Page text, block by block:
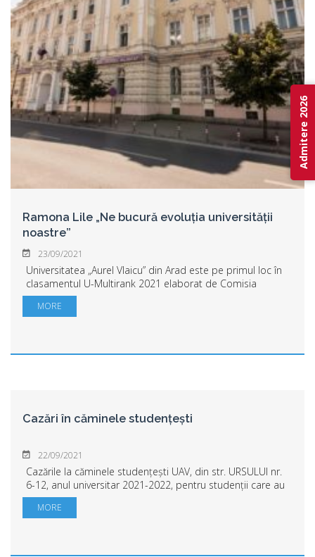
Ramona Lile „Ne bucură evoluția universității
noastre”
23/09/2021
Universitatea „Aurel Vlaicu” din Arad este pe primul loc în
clasamentul U-Multirank 2021 elaborat de Comisia
Europeană, la categoria cele mai multe calificative
maxime obținute. Anul acesta UAV a pri...
MORE
Cazări în căminele studențești
22/09/2021
Cazările la căminele studențești UAV, din str. URSULUI nr.
6-12, anul universitar 2021-2022, pentru studenții care au
depus cerere de cazare, se fac după următorul program:-
din 27.09.2021 se vor caza...
MORE
Admitere 2026